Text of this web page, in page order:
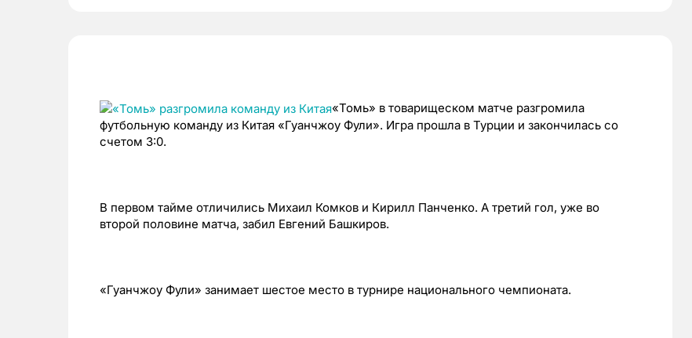
«Томь» в товарищеском матче разгромила
футбольную команду из Китая «Гуанчжоу Фули». Игра прошла в Турции и закончилась со
счетом 3:0.
В первом тайме отличились Михаил Комков и Кирилл Панченко. А третий гол, уже во
второй половине матча, забил Евгений Башкиров.
«Гуанчжоу Фули» занимает шестое место в турнире национального чемпионата.